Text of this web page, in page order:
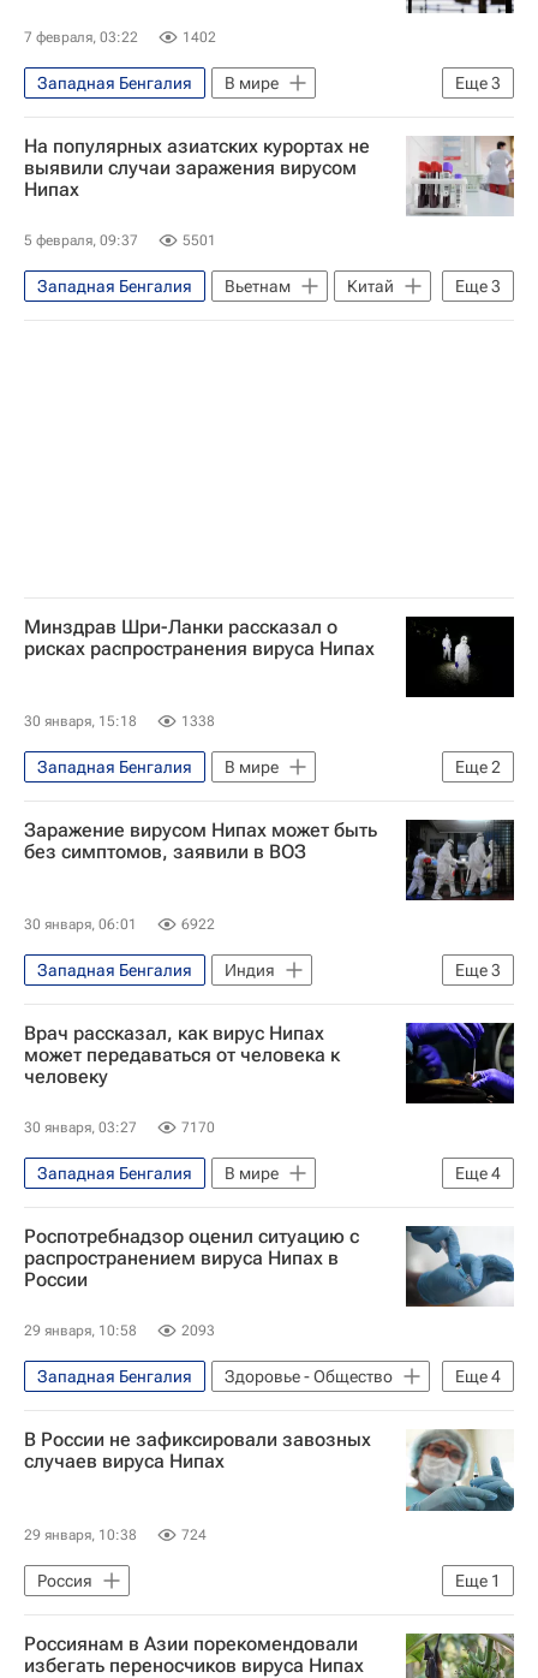
7 февраля, 03:22 1402
Еще3
Западная Бенгалия
В мире
Бангладеш
Азия ВОЗ
На популярных азиатских курортах не
выявили случаи заражения вирусом
Нипах
5 февраля, 09:37 5501
Еще3
Западная Бенгалия Вьетнам
Китай
ВОЗ
Минздрав Шри-Ланки рассказал о
рисках распространения вируса Нипах
30 января, 15:18 1338
Еще2
Западная Бенгалия
В мире
Шри-Ланка
Индия
Заражение вирусом Нипах может быть
без симптомов, заявили в ВОЗ
30 января, 06:01 6922
Еще3
Западная Бенгалия
Индия
Женева (город)
ВОЗ В мире
Врач рассказал, как вирус Нипах
может передаваться от человека к
человеку
30 января, 03:27 7170
Еще4
Западная Бенгалия
В мире
Малайзия
Индия
Миланский университет
Здоровье - Общество
Роспотребнадзор оценил ситуацию с
распространением вируса Нипах в
России
29 января, 10:58 2093
Еще4
Западная Бенгалия
Здоровье - Общество
Россия
Индия
В России не зафиксировали завозных
случаев вируса Нипах
29 января, 10:38 724
Еще 1
Россия
Федеральная служба по надзору в сфере защиты прав потребителей и благополучия человека (Роспотребнадзор)
Россиянам в Азии порекомендовали
избегать переносчиков вируса Нипах